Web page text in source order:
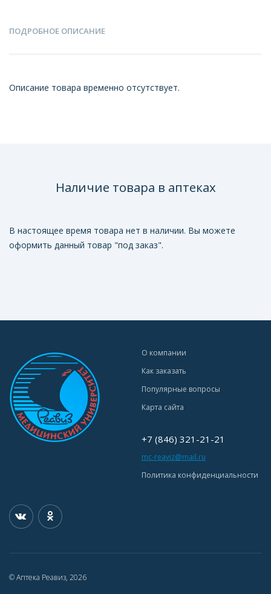
ПОДРОБНОЕ ОПИСАНИЕ
Описание товара временно отсутствует.
Наличие товара в аптеках
В настоящее время товара нет в наличии. Вы можете
оформить данный товар "под заказ".
О компании
Как заказать
Популярные вопросы
Карта сайта
+7 (846) 321-21-21
mc-reaviz@mail.ru
Политика конфиденциальности
© Аптека Реавиз, 2026